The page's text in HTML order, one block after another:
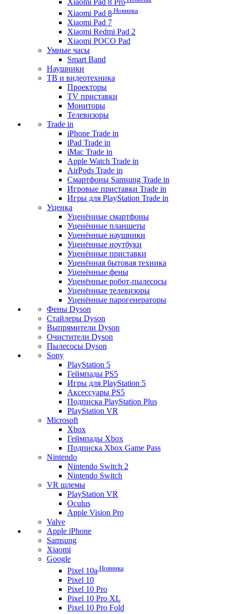
Xiaomi Pad 8 Pro
Xiaomi Pad 8 Новинка
Xiaomi Pad 7
Xiaomi Redmi Pad 2
Xiaomi POCO Pad
Умные часы
Smart Band
Наушники
ТВ и видеотехника
Проекторы
TV приставки
Мониторы
Телевизоры
Trade in
iPhone Trade in
iPad Trade in
iMac Trade in
Apple Watch Trade in
AirPods Trade in
Смартфоны Samsung Trade in
Игровые приставки Trade in
Игры для PlayStation Trade in
Уценка
Уценённые смартфоны
Уценённые планшеты
Уценённые наушники
Уценённые ноутбуки
Уценённые приставки
Уценённая бытовая техника
Уценённые фены
Уценённые робот-пылесосы
Уценённые телевизоры
Уценённые парогенераторы
Фены Dyson
Стайлеры Dyson
Выпрямители Dyson
Очистители Dyson
Пылесосы Dyson
Sony
PlayStation 5
Геймпады PS5
Игры для PlayStation 5
Аксессуары PS5
Подписка PlayStation Plus
PlayStation VR
Microsoft
Xbox
Геймпады Xbox
Подписка Xbox Game Pass
Nintendo
Nintendo Switch 2
Nintendo Switch
VR шлемы
PlayStation VR
Oculus
Apple Vision Pro
Valve
Apple iPhone
Samsung
Xiaomi
Google
Pixel 10a Новинка
Pixel 10
Pixel 10 Pro
Pixel 10 Pro XL
Pixel 10 Pro Fold